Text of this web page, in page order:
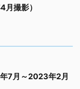
撮影）
7月～2023年2月